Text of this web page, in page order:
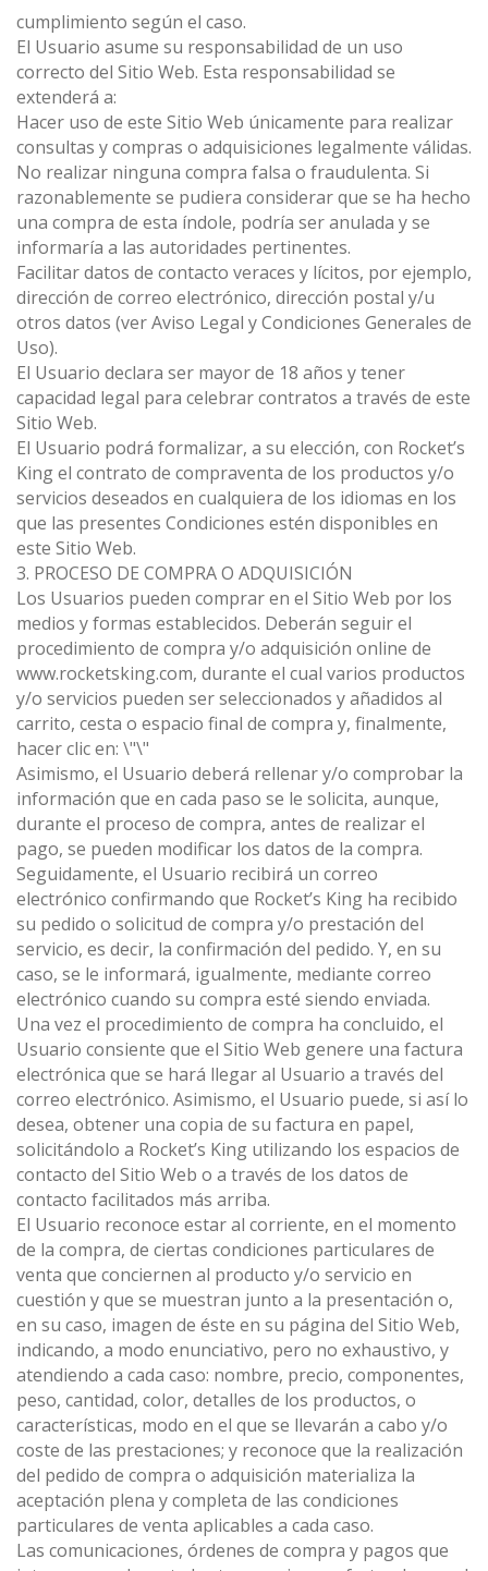
cumplimiento según el caso.
El Usuario asume su responsabilidad de un uso
correcto del Sitio Web. Esta responsabilidad se
extenderá a:
Hacer uso de este Sitio Web únicamente para realizar
consultas y compras o adquisiciones legalmente válidas.
No realizar ninguna compra falsa o fraudulenta. Si
razonablemente se pudiera considerar que se ha hecho
una compra de esta índole, podría ser anulada y se
informaría a las autoridades pertinentes.
Facilitar datos de contacto veraces y lícitos, por ejemplo,
dirección de correo electrónico, dirección postal y/u
otros datos (ver Aviso Legal y Condiciones Generales de
Uso).
El Usuario declara ser mayor de 18 años y tener
capacidad legal para celebrar contratos a través de este
Sitio Web.
El Usuario podrá formalizar, a su elección, con Rocket’s
King el contrato de compraventa de los productos y/o
servicios deseados en cualquiera de los idiomas en los
que las presentes Condiciones estén disponibles en
este Sitio Web.
3. PROCESO DE COMPRA O ADQUISICIÓN
Los Usuarios pueden comprar en el Sitio Web por los
medios y formas establecidos. Deberán seguir el
procedimiento de compra y/o adquisición online de
www.rocketsking.com, durante el cual varios productos
y/o servicios pueden ser seleccionados y añadidos al
carrito, cesta o espacio final de compra y, finalmente,
hacer clic en: \"\"
Asimismo, el Usuario deberá rellenar y/o comprobar la
información que en cada paso se le solicita, aunque,
durante el proceso de compra, antes de realizar el
pago, se pueden modificar los datos de la compra.
Seguidamente, el Usuario recibirá un correo
electrónico confirmando que Rocket’s King ha recibido
su pedido o solicitud de compra y/o prestación del
servicio, es decir, la confirmación del pedido. Y, en su
caso, se le informará, igualmente, mediante correo
electrónico cuando su compra esté siendo enviada.
Una vez el procedimiento de compra ha concluido, el
Usuario consiente que el Sitio Web genere una factura
electrónica que se hará llegar al Usuario a través del
correo electrónico. Asimismo, el Usuario puede, si así lo
desea, obtener una copia de su factura en papel,
solicitándolo a Rocket’s King utilizando los espacios de
contacto del Sitio Web o a través de los datos de
contacto facilitados más arriba.
El Usuario reconoce estar al corriente, en el momento
de la compra, de ciertas condiciones particulares de
venta que conciernen al producto y/o servicio en
cuestión y que se muestran junto a la presentación o,
en su caso, imagen de éste en su página del Sitio Web,
indicando, a modo enunciativo, pero no exhaustivo, y
atendiendo a cada caso: nombre, precio, componentes,
peso, cantidad, color, detalles de los productos, o
características, modo en el que se llevarán a cabo y/o
coste de las prestaciones; y reconoce que la realización
del pedido de compra o adquisición materializa la
aceptación plena y completa de las condiciones
particulares de venta aplicables a cada caso.
Las comunicaciones, órdenes de compra y pagos que